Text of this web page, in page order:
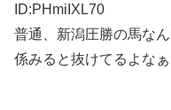
ID:PHmiIXL70
普通、新潟圧勝の馬な
係みると抜けてるよなぁ